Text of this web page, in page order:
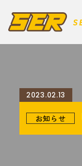
2023.02.13
お知らせ